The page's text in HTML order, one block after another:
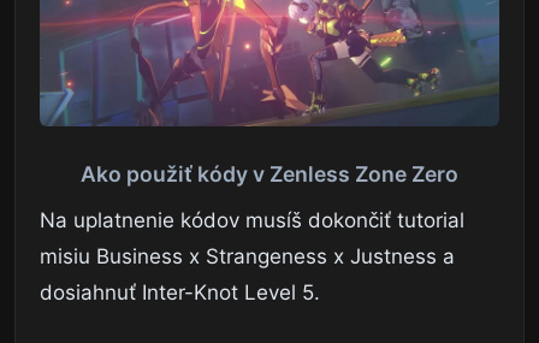
Ako použiť kódy v Zenless Zone Zero
Na uplatnenie kódov musíš dokončiť tutorial
misiu Business x Strangeness x Justness a
dosiahnuť Inter-Knot Level 5.